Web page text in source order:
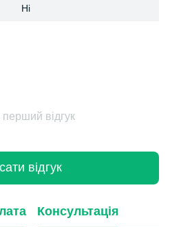
Ні
відгук
відгук
Консультація